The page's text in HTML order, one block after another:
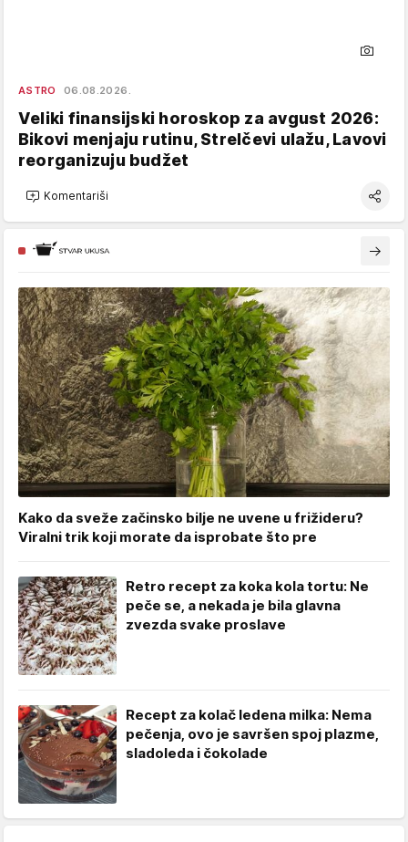
ASTRO 06.08.2026.
Veliki finansijski horoskop za avgust 2026:
Bikovi menjaju rutinu, Strelčevi ulažu, Lavovi
reorganizuju budžet
Komentariši
Kako da sveže začinsko bilje ne uvene u frižideru?
Viralni trik koji morate da isprobate što pre
Retro recept za koka kola tortu: Ne
peče se, a nekada je bila glavna
zvezda svake proslave
Recept za kolač ledena milka: Nema
pečenja, ovo je savršen spoj plazme,
sladoleda i čokolade